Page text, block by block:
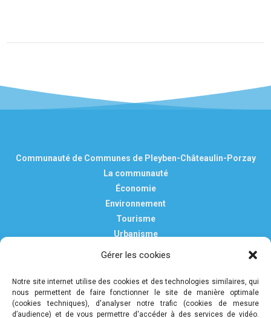
Gérer les cookies
Notre site internet utilise des cookies et des technologies similaires, qui
nous permettent de faire fonctionner le site de manière optimale
(cookies techniques), d'analyser notre trafic (cookies de mesure
d’audience) et de vous permettre d'accéder à des services de vidéo.
Communauté de Communes de Pleyben-Châteaulin-Porzay
La communauté
Économie
Environnement
Tourisme
Urbanisme
Mentions légales
Politique de confidentialité et de protection des données
personnelles